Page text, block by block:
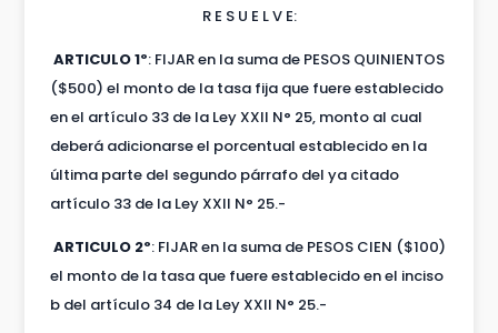
R E S U E L V E:
ARTICULO 1º: FIJAR en la suma de PESOS QUINIENTOS
($500) el monto de la tasa fija que fuere establecido
en el artículo 33 de la Ley XXII N° 25, monto al cual
deberá adicionarse el porcentual establecido en la
última parte del segundo párrafo del ya citado
artículo 33 de la Ley XXII N° 25.-
ARTICULO 2º: FIJAR en la suma de PESOS CIEN ($100)
el monto de la tasa que fuere establecido en el inciso
b del artículo 34 de la Ley XXII N° 25.-